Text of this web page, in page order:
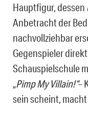
Hauptfigur, dessen
Anbetracht der
nachvollziehbar
Gegenspieler
Schauspielschule
„Pimp My Villain!“–
sein scheint,